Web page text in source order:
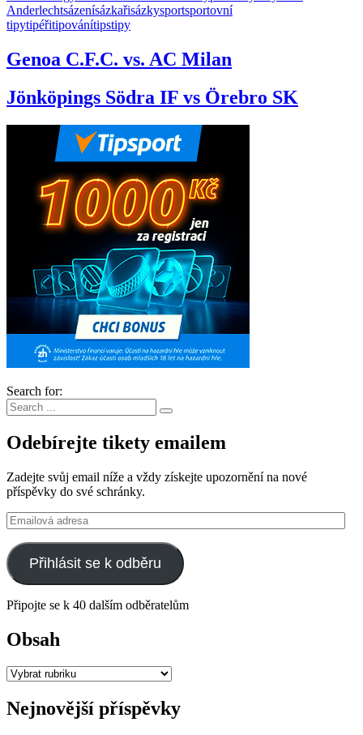
Anderlechtsázenísázkařisázkysportsportovní
tipytipéřitipovánítipstipy
Genoa C.F.C. vs. AC Milan
Jönköpings Södra IF vs Örebro SK
Search for:
Odebírejte tikety emailem
Zadejte svůj email níže a vždy získejte upozornění na nové
příspěvky do své schránky.
Emailová
adresa
Přihlásit se k odběru
Připojte se k 40 dalším odběratelům
Obsah
Obsah
Nejnovější příspěvky